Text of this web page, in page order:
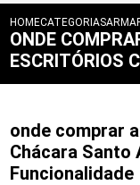
HOMECATEGORIAS
ONDE
ESCRITÓRIOS
onde comprar
Chácara Santo
Funcionalidade